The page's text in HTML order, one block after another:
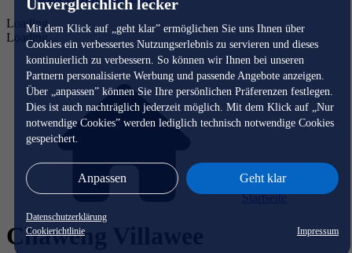
Unvergleichlich lecker
Mit dem Klick auf „geht klar” ermöglichen Sie uns Ihnen über
Cookies ein verbessertes Nutzungserlebnis zu servieren und dieses
kontinuierlich zu verbessern. So können wir Ihnen bei unseren
Partnern personalisierte Werbung und passende Angebote anzeigen.
Über „anpassen” können Sie Ihre persönlichen Präferenzen festlegen.
Dies ist auch nachträglich jederzeit möglich. Mit dem Klick auf „Nur
notwendige Cookies” werden lediglich technisch notwendige Cookies
gespeichert.
Anpassen Geht klar
Datenschutzerklärung
Cookierichtlinie
Impressum
Loading...
Loading...
Startseite
Chaweng Villawee